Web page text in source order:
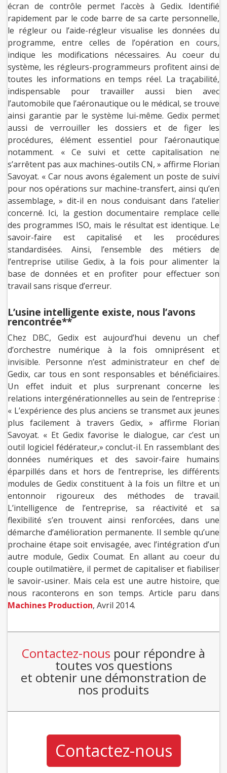
écran de contrôle permet l’accès à Gedix. Identifié
rapidement par le code barre de sa carte personnelle,
le régleur ou l’aide-régleur visualise les données du
programme, entre celles de l’opération en cours,
indique les modifications nécessaires. Au coeur du
système, les régleurs-programmeurs profitent ainsi de
toutes les informations en temps réel. La traçabilité,
indispensable pour travailler aussi bien avec
l’automobile que l’aéronautique ou le médical, se trouve
ainsi garantie par le système lui-même. Gedix permet
aussi de verrouiller les dossiers et de figer les
procédures, élément essentiel pour l’aéronautique
notamment. « Ce suivi et cette capitalisation ne
s’arrêtent pas aux machines-outils CN, » affirme Florian
Savoyat. « Car nous avons également un poste de suivi
pour nos opérations sur machine-transfert, ainsi qu’en
assemblage, » dit-il en nous conduisant dans l’atelier
concerné. Ici, la gestion documentaire remplace celle
des programmes ISO, mais le résultat est identique. Le
savoir-faire est capitalisé et les procédures
standardisées. Ainsi, l’ensemble des métiers de
l’entreprise utilise Gedix, à la fois pour alimenter la
base de données et en profiter pour effectuer son
travail sans risque d’erreur.
L’usine intelligente existe, nous l’avons
rencontrée**
Chez DBC, Gedix est aujourd’hui devenu un chef
d’orchestre numérique à la fois omniprésent et
invisible. Personne n’est administrateur en chef de
Gedix, car tous en sont responsables et bénéficiaires.
Un effet induit et plus surprenant concerne les
relations intergénérationnelles au sein de l’entreprise :
« L’expérience des plus anciens se transmet aux jeunes
plus facilement à travers Gedix, » affirme Florian
Savoyat. « Et Gedix favorise le dialogue, car c’est un
outil logiciel fédérateur,» conclut-il. En rassemblant des
données numériques et des savoir-faire humains
éparpillés dans et hors de l’entreprise, les différents
modules de Gedix constituent à la fois un filtre et un
entonnoir rigoureux des méthodes de travail.
L’intelligence de l’entreprise, sa réactivité et sa
flexibilité s’en trouvent ainsi renforcées, dans une
démarche d’amélioration permanente. Il semble qu’une
prochaine étape soit envisagée, avec l’intégration d’un
autre module, Gedix Coumat. En allant au coeur du
couple outilmatière, il permet de capitaliser et fiabiliser
le savoir-usiner. Mais cela est une autre histoire, que
nous raconterons en son temps. Article paru dans
Machines Production, Avril 2014.
Contactez-nous pour répondre à
toutes vos questions
et obtenir une démonstration de
nos produits
Contactez-nous